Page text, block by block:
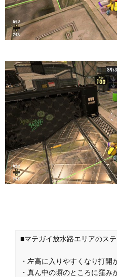
■マテガイ放水路エリアのス
・左高に入りやすくなり打開
・真ん中の塀のところに窪